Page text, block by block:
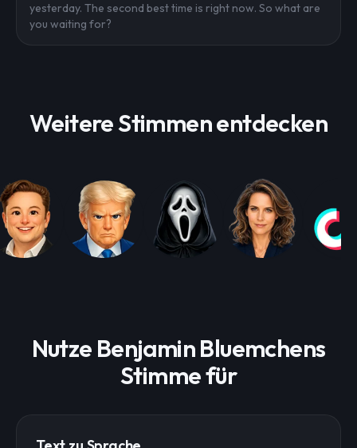
yesterday. The second best time is right now. So what are
you waiting for?
Weitere Stimmen entdecken
Nutze Benjamin Bluemchens
Stimme für